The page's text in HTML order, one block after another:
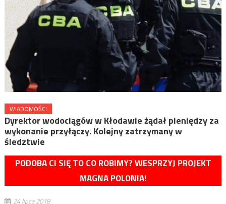
WIADOMOŚCI
Dyrektor wodociągów w Kłodawie żądał pieniędzy za
wykonanie przyłączy. Kolejny zatrzymany w
śledztwie
PODOBA CI SIĘ TO CO ROBIMY? WESPRZYJ PROJEKT
MAGNA POLONIA!
24 lipca 2018